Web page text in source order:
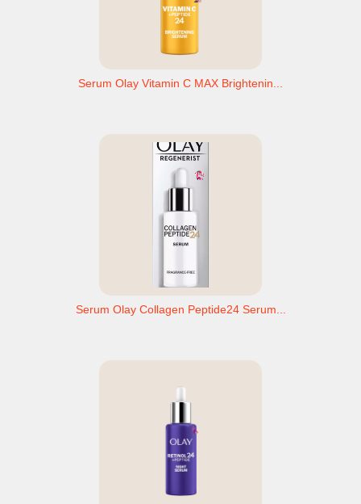
Serum Olay Vitamin C MAX Brightenin...
Serum Olay Collagen Peptide24 Serum...